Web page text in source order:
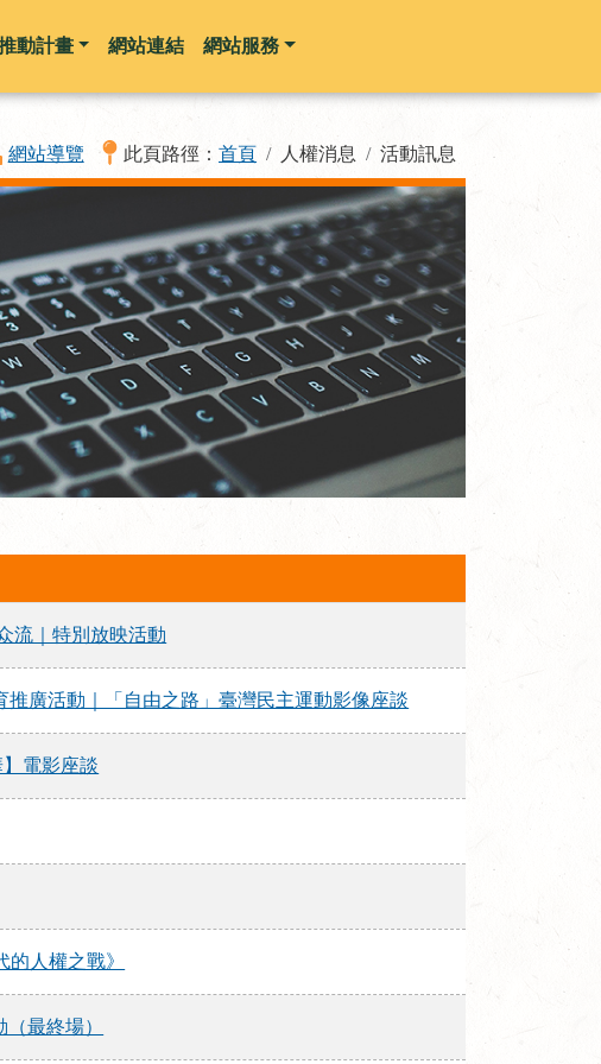
動計畫 網站連結 網站服務
網站導覽 此頁路徑： 首頁 人權消息 活動訊息
流｜特別放映活動
推廣活動｜「自由之路」臺灣民主運動影像座談
電影座談
的人權之戰》
最終場）